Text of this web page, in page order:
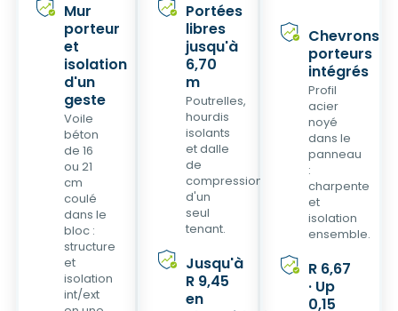
Mur
porteur
et
isolation
d'un
geste
Voile
béton
de 16
ou 21
cm
coulé
dans le
bloc :
structure
et
isolation
int/ext
Portées
libres
jusqu'à
6,70
m
Poutrelles,
hourdis
isolants
et dalle
de
compression
d'un
seul
tenant.
Jusqu'à
R 9,45
en
Chevrons
porteurs
intégrés
Profil
acier
noyé
dans le
panneau
:
charpente
et
isolation
ensemble.
R 6,67
· Up
0,15